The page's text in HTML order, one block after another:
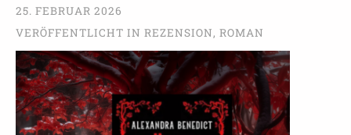
25. FEBRUAR 2026
VERÖFFENTLICHT IN REZENSION, ROMAN